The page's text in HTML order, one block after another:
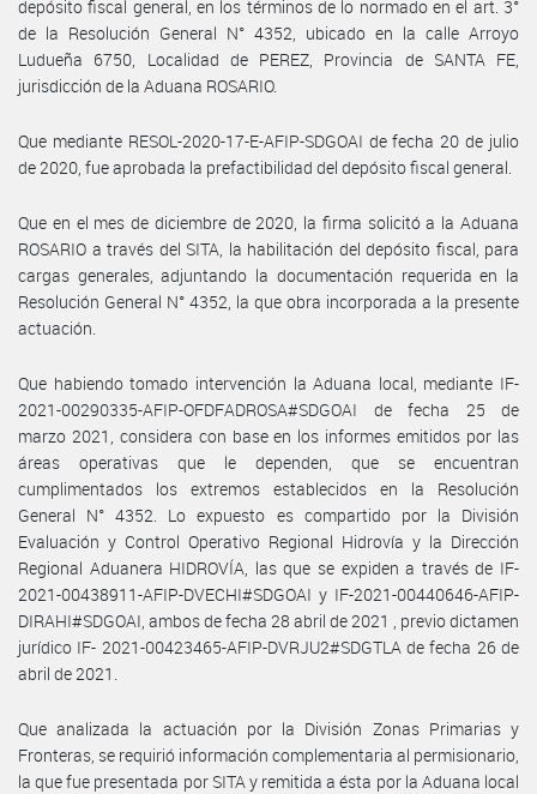
depósito fiscal general, en los términos de lo normado en el art. 3°
de la Resolución General N° 4352, ubicado en la calle Arroyo
Ludueña 6750, Localidad de PEREZ, Provincia de SANTA FE,
jurisdicción de la Aduana ROSARIO.
Que mediante RESOL-2020-17-E-AFIP-SDGOAI de fecha 20 de julio
de 2020, fue aprobada la prefactibilidad del depósito fiscal general.
Que en el mes de diciembre de 2020, la firma solicitó a la Aduana
ROSARIO a través del SITA, la habilitación del depósito fiscal, para
cargas generales, adjuntando la documentación requerida en la
Resolución General N° 4352, la que obra incorporada a la presente
actuación.
Que habiendo tomado intervención la Aduana local, mediante IF-
2021-00290335-AFIP-OFDFADROSA#SDGOAI de fecha 25 de
marzo 2021, considera con base en los informes emitidos por las
áreas operativas que le dependen, que se encuentran
cumplimentados los extremos establecidos en la Resolución
General N° 4352. Lo expuesto es compartido por la División
Evaluación y Control Operativo Regional Hidrovía y la Dirección
Regional Aduanera HIDROVÍA, las que se expiden a través de IF-
2021-00438911-AFIP-DVECHI#SDGOAI y IF-2021-00440646-AFIP-
DIRAHI#SDGOAI, ambos de fecha 28 abril de 2021 , previo dictamen
jurídico IF- 2021-00423465-AFIP-DVRJU2#SDGTLA de fecha 26 de
abril de 2021.
Que analizada la actuación por la División Zonas Primarias y
Fronteras, se requirió información complementaria al permisionario,
la que fue presentada por SITA y remitida a ésta por la Aduana local